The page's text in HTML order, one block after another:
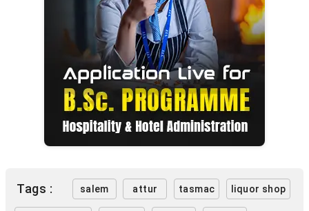
Tags : salem attur tasmac liquor shop